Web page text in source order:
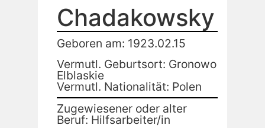
Chadakowsky
Geboren am: 1923.02.15
Vermutl. Geburtsort: Gronowo
Elblaskie
Vermutl. Nationalität: Polen
Zugewiesener oder alter
Beruf: Hilfsarbeiter/in